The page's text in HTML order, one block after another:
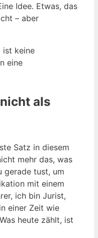
Idee. Etwas, das
– aber
ist keine
eine
als
Satz in diesem
mehr das, was
gerade tust, um
mit einem
ich bin Jurist,
einer Zeit wie
heute zählt, ist